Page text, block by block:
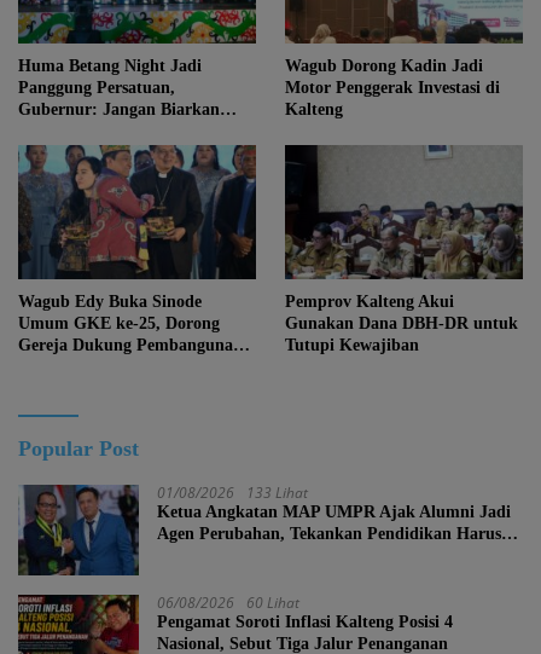
Huma Betang Night Jadi
Panggung Persatuan,
Gubernur: Jangan Biarkan
Kalteng
Wagub Dorong Kadin Jadi
Motor Penggerak Investasi di
Kalteng
Wagub Edy Buka Sinode
Umum GKE ke-25, Dorong
Gereja Dukung Pembangunan
Pemprov Kalteng Akui
Gunakan Dana DBH-DR untuk
Tutupi Kewajiban
Popular Post
01/08/2026 133 Lihat
Ketua Angkatan MAP UMPR Ajak Alumni Jadi
Agen Perubahan, Tekankan Pendidikan Harus
06/08/2026 60 Lihat
Pengamat Soroti Inflasi Kalteng Posisi 4
Nasional, Sebut Tiga Jalur Penanganan